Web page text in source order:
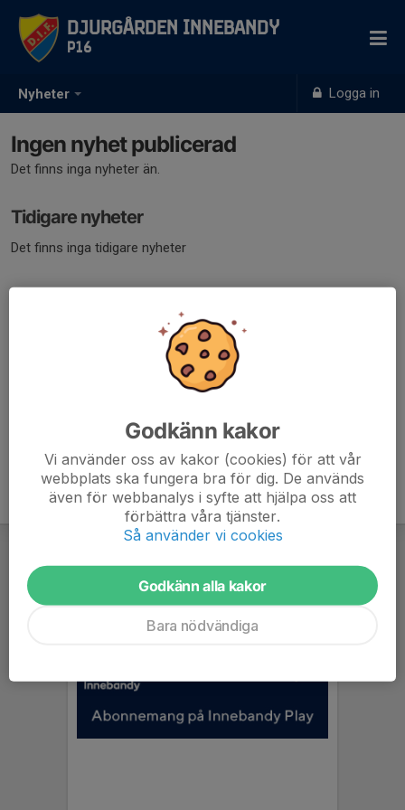
Nyheter Logga in
Djurgården Innebandy
P16
Ingen nyhet publicerad
Det finns inga nyheter än.
Tidigare nyheter
Det finns inga tidigare nyheter
Godkänn kakor
Vi använder oss av kakor (cookies) för att vår
webbplats ska fungera bra för dig. De används
även för webbanalys i syfte att hjälpa oss att
förbättra våra tjänster.
Så använder vi cookies
Godkänn alla kakor
Bara nödvändiga